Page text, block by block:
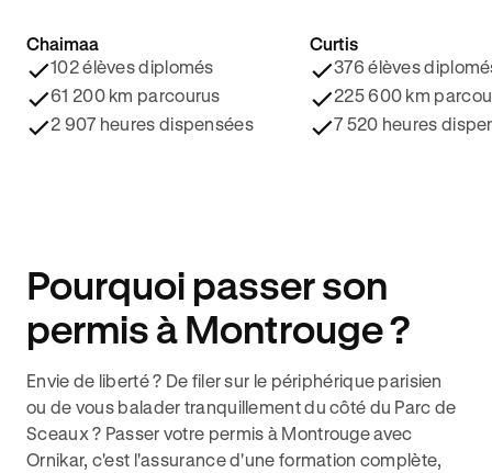
4.8/5 ⭐️
Chaimaa
102 élèves diplomés
61 200 km parcourus
2 907 heures dispensées
4.9/5 ⭐️
Curtis
376 élèves
225 600 km
7 520 heures
Pourquoi passer son
permis à Montrouge ?
Envie de liberté ? De filer sur le périphérique parisien
ou de vous balader tranquillement du côté du Parc de
Sceaux ? Passer votre permis à Montrouge avec
Ornikar, c'est l'assurance d'une formation complète,